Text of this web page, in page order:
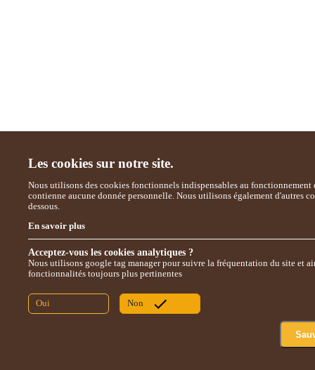
Les cookies sur notre site.
Nous utilisons des cookies fonctionnels indispensables au fonctionnement
contienne aucune donnée personnelle. Nous utilisons également d'autres
dessous.
En savoir plus
Oui Non
Acceptez-vous les cookies analytiques ?
Nous utilisons google tag manager pour suivre la fréquentation du site et
fonctionnalités toujours plus pertinentes